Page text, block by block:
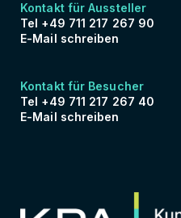
Kontakt für Aussteller
Tel +49 711 217 267 90
E-Mail schreiben
Kontakt für Besucher
Tel +49 711 217 267 40
E-Mail schreiben